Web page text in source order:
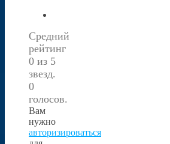
Средний
рейтинг
0 из 5
звезд.
0
голосов.
Вам
нужно
авторизироваться